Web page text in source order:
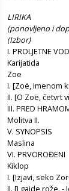
LIRIKA
(ponovljeno i
(Izbor)
I. PROLJETNE
Karijatida
Zoe
I. [Zoë, imenom
II. [O Zoë, četvrt
III. PRED
Molitva II.
V. SYNOPSIS
Maslina
VI. PRVOROĐENI
Kiklop
I. [Izjavi, seko
II. [I gajde rože. -